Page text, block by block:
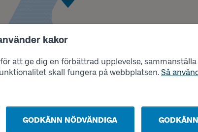
kakor
att ge dig en förbättrad upplevelse,
skall fungera på webbplatsen. Så
GODKÄNN NÖDVÄNDIGA